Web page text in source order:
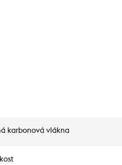
karbonová vlákna